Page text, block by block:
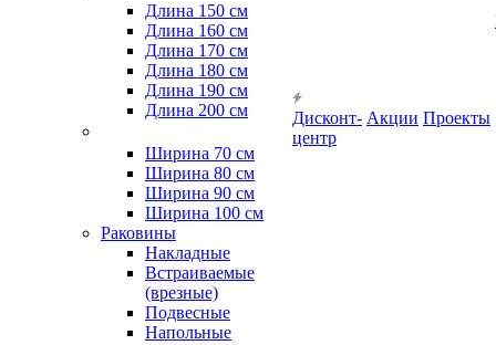
Длина 150 см
Длина 160 см
Длина 170 см
Длина 180 см
Длина 190 см
Длина 200 см
Ширина 70 см
Ширина 80 см
Ширина 90 см
Ширина 100 см
Раковины
Накладные
Встраиваемые
(врезные)
Подвесные
Напольные
Дисконт-
центр
Акции Проекты